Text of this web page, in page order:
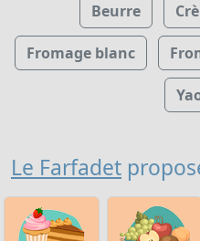
Beurre
Fromage blanc
Le Farfadet